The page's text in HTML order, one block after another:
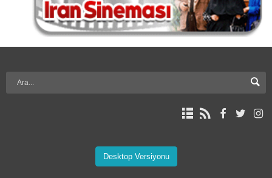
Desktop Versiyonu